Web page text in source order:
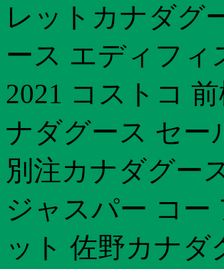
レットカナダグ
ース エディフィ
2021 コストコ
ナダグース セー
別注カナダグー
ジャスパー コ
ット 佐野カナ